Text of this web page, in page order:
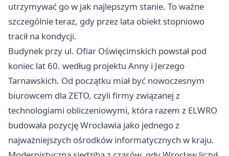
utrzymywać go w jak najlepszym stanie. To ważne
szczególnie teraz, gdy przez lata obiekt stopniowo
tracił na kondycji.
Budynek przy ul. Ofiar Oświęcimskich powstał pod
koniec lat 60. według projektu Anny i Jerzego
Tarnawskich. Od początku miał być nowoczesnym
biurowcem dla ZETO, czyli firmy związanej z
technologiami obliczeniowymi, która razem z ELWRO
budowała pozycję Wrocławia jako jednego z
najważniejszych ośrodków informatycznych w kraju.